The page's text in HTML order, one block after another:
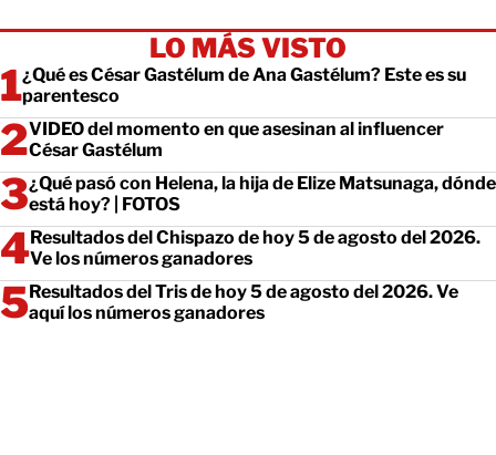
LO MÁS VISTO
¿Qué es César Gastélum de Ana Gastélum? Este es su
parentesco
VIDEO del momento en que asesinan al influencer
César Gastélum
¿Qué pasó con Helena, la hija de Elize Matsunaga, dónde
está hoy? | FOTOS
Resultados del Chispazo de hoy 5 de agosto del 2026.
Ve los números ganadores
Resultados del Tris de hoy 5 de agosto del 2026. Ve
aquí los números ganadores